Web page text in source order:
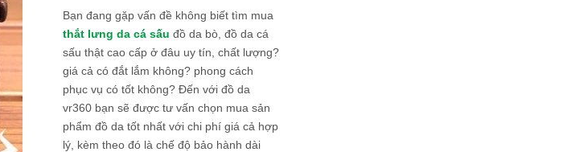
Bạn đang gặp vấn đề không biết tìm mua
thắt lưng da cá sấu đồ da bò, đồ da cá
sấu thật cao cấp ở đâu uy tín, chất lượng?
giá cả có đắt lắm không? phong cách
phục vụ có tốt không? Đến với đồ da
vr360 bạn sẽ được tư vấn chọn mua sản
phẩm đồ da tốt nhất với chi phí giá cả hợp
lý, kèm theo đó là chế độ bảo hành dài